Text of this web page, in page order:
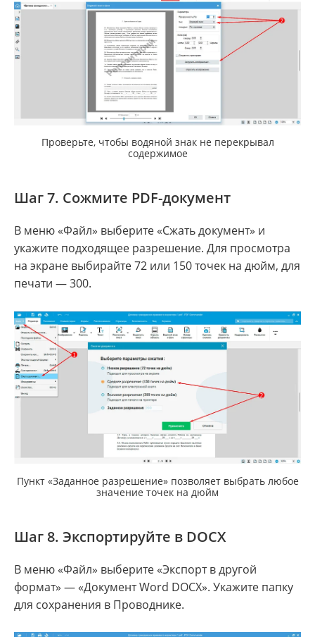
Проверьте, чтобы водяной знак не перекрывал
содержимое
Шаг 7. Сожмите PDF-документ
В меню «Файл» выберите «Сжать документ» и
укажите подходящее разрешение. Для просмотра
на экране выбирайте 72 или 150 точек на дюйм, для
печати — 300.
Пункт «Заданное разрешение» позволяет выбрать любое
значение точек на дюйм
Шаг 8. Экспортируйте в DOCX
В меню «Файл» выберите «Экспорт в другой
формат» — «Документ Word DOCX». Укажите папку
для сохранения в Проводнике.